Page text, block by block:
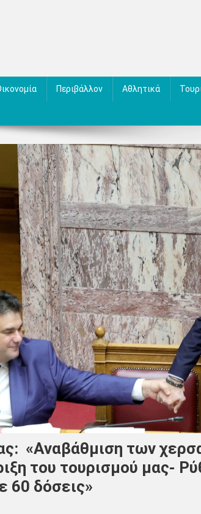
Περιβάλλον Αθλητικά
«Αναβάθμιση των
του τουρισμού μας-
60 δόσεις»